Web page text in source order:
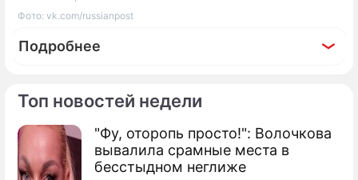
Топ новостей недели
"Фу, оторопь просто!": Волочкова
вывалила срамные места в
бесстыдном неглиже
Фото: vk.com/russianpost
Подробнее
По теме
"Почта России" доставила сибирячке